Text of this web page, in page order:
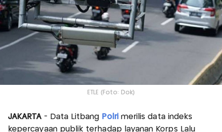
ETLE (Foto: Dok)
JAKARTA- Data Litbang Polrimerilis data indeks
kepercayaan publik terhadap layanan Korps Lalu